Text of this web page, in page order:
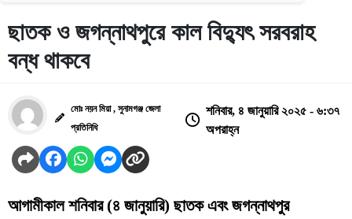
ছাতক ও জগন্নাথপুরে কাল বিদ্যুৎ সরবরাহ
বন্ধ থাকবে
মোঃ নয়ন মিয়া , সুনামগঞ্জ জেলা
প্রতিনিধি
শনিবার, ৪ জানুয়ারি ২০২৫ - ৬:৩৭
অপরাহ্ন
আগামীকাল শনিবার (৪ জানুয়ারি) ছাতক এবং জগন্নাথপুর